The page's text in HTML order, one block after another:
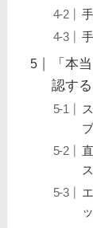
「本
認す